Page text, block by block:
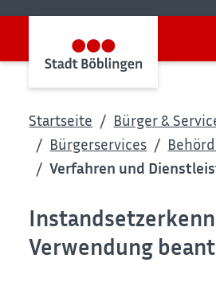
Startseite
Bürger &
Bürgerservices
Verfahren und
Verwendung